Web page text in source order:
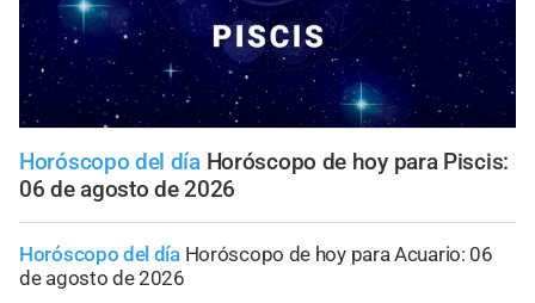
Horóscopo del día Horóscopo de hoy para Piscis:
06 de agosto de 2026
Horóscopo del día Horóscopo de hoy para Acuario: 06
de agosto de 2026